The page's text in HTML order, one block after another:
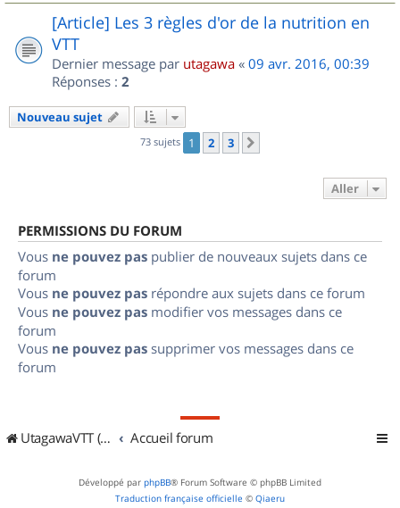
[Article] Les 3 règles d'or de la nutrition en
VTT
Dernier message par utagawa « 09 avr. 2016, 00:39
Réponses : 2
Nouveau sujet
73 sujets 1 2 3
Aller
PERMISSIONS DU FORUM
Vous ne pouvez pas publier de nouveaux sujets dans ce
forum
Vous ne pouvez pas répondre aux sujets dans ce forum
Vous ne pouvez pas modifier vos messages dans ce
forum
Vous ne pouvez pas supprimer vos messages dans ce
forum
UtagawaVTT (Randos VTT et VTTAE avec traces GPS) Accueil forum
Développé par phpBB® Forum Software © phpBB Limited
Traduction française officielle © Qiaeru